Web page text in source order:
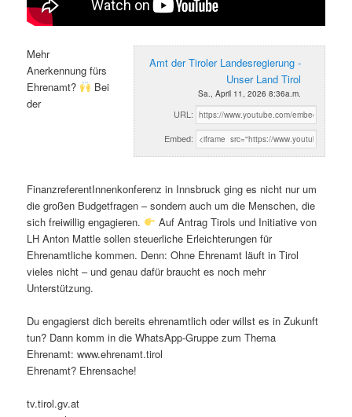
Amt der Tiroler Landesregierung -
Unser Land Tirol
Sa., April 11, 2026 8:36a.m.
URL:
Embed:
Mehr
Anerkennung fürs
Ehrenamt?
Bei
der
FinanzreferentInnenkonferenz in Innsbruck ging es nicht nur um
die großen Budgetfragen – sondern auch um die Menschen, die
sich freiwillig engagieren.
Auf Antrag Tirols und Initiative von
LH Anton Mattle sollen steuerliche Erleichterungen für
Ehrenamtliche kommen. Denn: Ohne Ehrenamt läuft in Tirol
vieles nicht – und genau dafür braucht es noch mehr
Unterstützung.
Du engagierst dich bereits ehrenamtlich oder willst es in Zukunft
tun? Dann komm in die WhatsApp-Gruppe zum Thema
Ehrenamt: www.ehrenamt.tirol
Ehrenamt? Ehrensache!
tv.tirol.gv.at